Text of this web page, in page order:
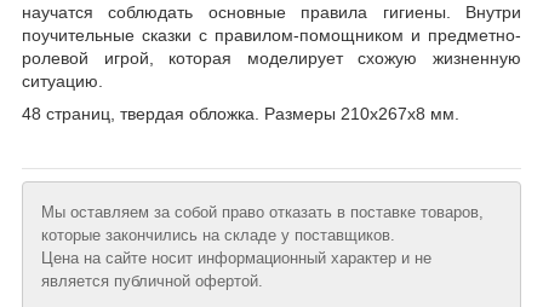
научатся соблюдать основные правила гигиены. Внутри
поучительные сказки с правилом-помощником и предметно-
ролевой игрой, которая моделирует схожую жизненную
ситуацию.
48 страниц, твердая обложка. Размеры 210х267х8 мм.
Мы оставляем за собой право отказать в поставке товаров,
которые закончились на складе у поставщиков.
Цена на сайте носит информационный характер и не
является публичной офертой.